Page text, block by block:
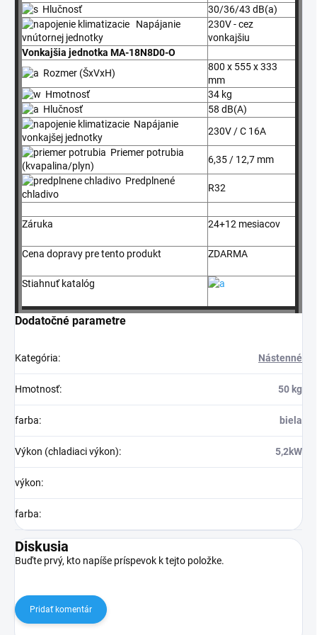
Hlučnosť
30/36/43 dB(a)
Napájanie
vnútornej jednotky
230V - cez
vonkajšiu
Vonkajšia jednotka MA-18N8D0-O
Rozmer (ŠxVxH)
800 x 555 x 333
mm
Hmotnosť
34 kg
Hlučnosť
58 dB(A)
Napájanie
vonkajšej jednotky
230V / C 16A
Priemer potrubia
(kvapalina/plyn)
6,35 / 12,7 mm
Predplnené
chladivo
R32
Záruka 24+12 mesiacov
Cena dopravy pre tento produkt ZDARMA
Stiahnuť katalóg
Dodatočné parametre
Kategória: Nástenné
Hmotnosť: 50 kg
farba: biela
Výkon (chladiaci výkon): 5,2kW
výkon:
farba:
Diskusia
Buďte prvý, kto napíše príspevok k tejto položke.
Pridať komentár